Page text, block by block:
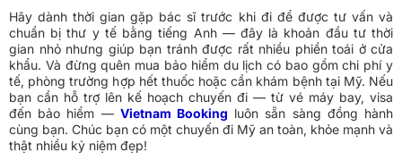
Hãy dành thời gian gặp bác sĩ trước khi đi để được tư vấn và
chuẩn bị thư y tế bằng tiếng Anh — đây là khoản đầu tư thời
gian nhỏ nhưng giúp bạn tránh được rất nhiều phiền toái ở cửa
khẩu. Và đừng quên mua bảo hiểm du lịch có bao gồm chi phí y
tế, phòng trường hợp hết thuốc hoặc cần khám bệnh tại Mỹ. Nếu
bạn cần hỗ trợ lên kế hoạch chuyến đi — từ vé máy bay, visa
đến bảo hiểm — Vietnam Booking luôn sẵn sàng đồng hành
cùng bạn. Chúc bạn có một chuyến đi Mỹ an toàn, khỏe mạnh và
thật nhiều kỷ niệm đẹp!